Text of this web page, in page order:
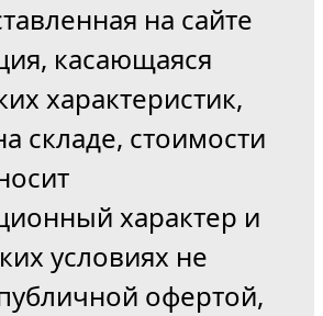
на сайте
касающаяся
характеристик,
складе, стоимости
характер и
условиях не
офертой,